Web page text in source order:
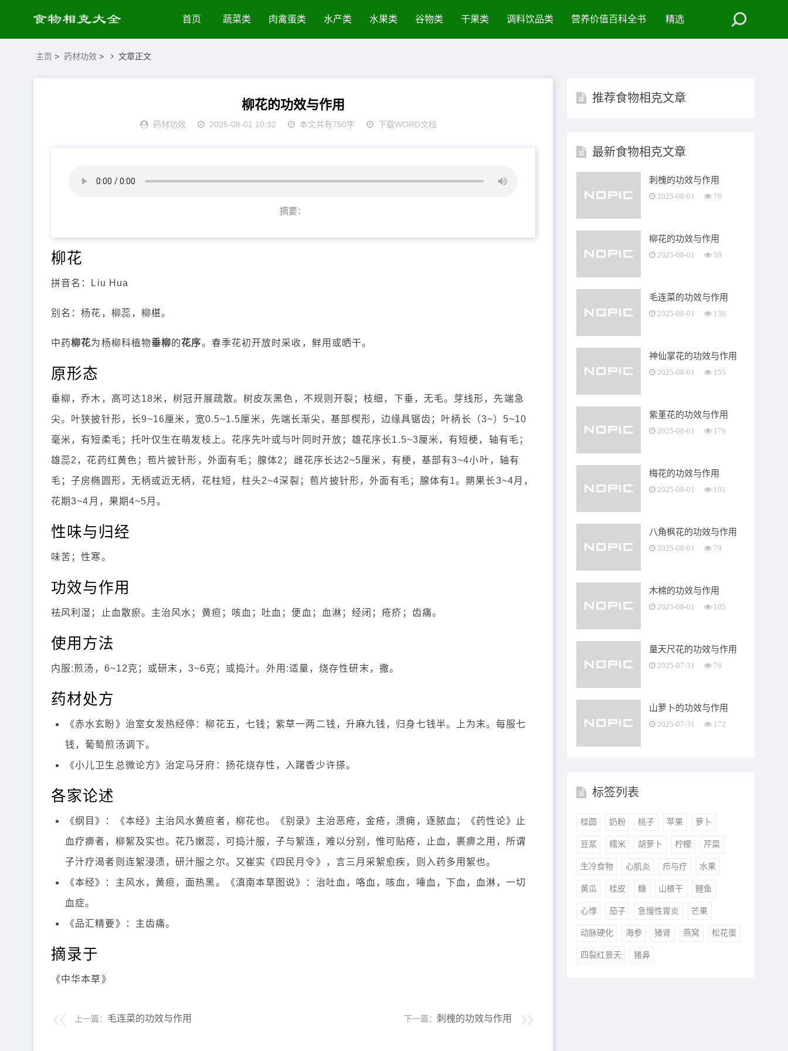
首页 蔬菜类 肉禽蛋类 水产类 水果类 谷物类 干果类 调料饮品类 营养价值百科全书 精选
主页 > 药材功效 > 文章正文
柳花的功效与作用
药材功效 2025-08-01 10:32 本文共有750字 下载WORD文档
摘要：
柳花
拼音名：Liu Hua
别名：杨花，柳蕊，柳椹。
中药柳花为杨柳科植物垂柳的花序。春季花初开放时采收，鲜用或晒干。
原形态
垂柳，乔木，高可达18米，树冠开展疏散。树皮灰黑色，不规则开裂；枝细，下垂，无毛。芽线形，先端急
尖。叶狭披针形，长9~16厘米，宽0.5~1.5厘米，先端长渐尖，基部楔形，边缘具锯齿；叶柄长（3~）5~10
毫米，有短柔毛；托叶仅生在萌发枝上。花序先叶或与叶同时开放；雄花序长1.5~3厘米，有短梗，轴有毛；
雄蕊2，花药红黄色；苞片披针形，外面有毛；腺体2；雌花序长达2~5厘米，有梗，基部有3~4小叶，轴有
毛；子房椭圆形，无柄或近无柄，花柱短，柱头2~4深裂；苞片披针形，外面有毛；腺体有1。蒴果长3~4月，
花期3~4月，果期4~5月。
性味与归经
味苦；性寒。
功效与作用
祛风利湿；止血散瘀。主治风水；黄疸；咳血；吐血；便血；血淋；经闭；疮疥；齿痛。
使用方法
内服:煎汤，6~12克；或研末，3~6克；或捣汁。外用:适量，烧存性研末，撒。
药材处方
《赤水玄盼》治室女发热经停：柳花五，七钱；紫草一两二钱，升麻九钱，归身七钱半。上为末。每服七
钱，葡萄煎汤调下。
《小儿卫生总微论方》治定马牙府：扬花烧存性，入躇香少许搽。
各家论述
《纲目》：《本经》主治风水黄疸者，柳花也。《别录》主治恶疮，金疮，溃痈，逐脓血；《药性论》止
血疗痹者，柳絮及实也。花乃嫩蕊，可捣汁服，子与絮连，难以分别，惟可贴疮，止血，裹痹之用，所谓
子汁疗渴者则连絮浸渍，研汁服之尔。又崔实《四民月令》，言三月采絮愈疾，则入药多用絮也。
《本经》：主风水，黄疸，面热黑。《滇南本草图说》：治吐血，咯血，咳血，唾血，下血，血淋，一切
血症。
《品汇精要》：主齿痛。
摘录于
《中华本草》
上一篇： 毛连菜的功效与作用 下一篇： 刺槐的功效与作用
推荐食物相克文章
最新食物相克文章
刺槐的功效与作用
2025-08-01 76
柳花的功效与作用
2025-08-01 59
毛连菜的功效与作用
2025-08-01 136
神仙掌花的功效与作用
2025-08-01 155
紫堇花的功效与作用
2025-08-01 176
梅花的功效与作用
2025-08-01 101
八角枫花的功效与作用
2025-08-01 79
木棉的功效与作用
2025-08-01 105
量天尺花的功效与作用
2025-07-31 76
山萝卜的功效与作用
2025-07-31 172
标签列表
桂圆 奶粉 桃子 苹果 萝卜
豆浆 糯米 胡萝卜 柠檬 芹菜
生冷食物 心肌炎 疖与疔 水果
黄瓜 桂皮 糖 山楂干 鲤鱼
心悸 茄子 急慢性胃炎 芒果
动脉硬化 海参 猪肾 燕窝 松花蛋
四裂红景天 猪鼻